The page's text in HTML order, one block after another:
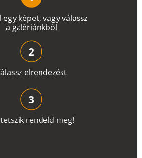
l egy képet, vagyválassz
a galériánkból
álassz elrendezést
2
tetszik rendeld meg!
3